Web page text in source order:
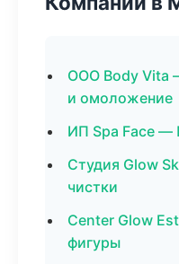
ООО Body Vita
и омоложение
ИП Spa Face —
Студия Glow
чистки
Center Glow
фигуры